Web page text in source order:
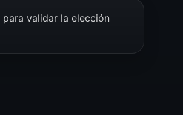
validar la elección